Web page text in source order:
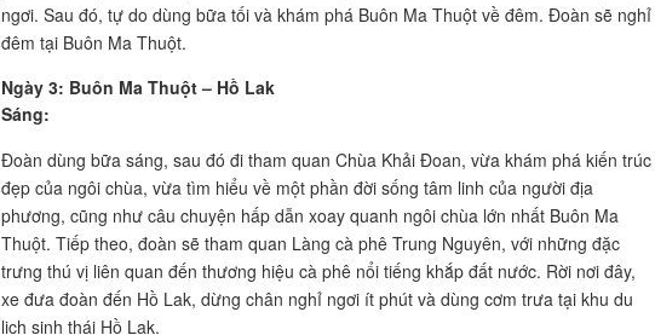
ngơi. Sau đó, tự do dùng bữa tối và khám phá Buôn Ma Thuột về đêm. Đoàn sẽ nghỉ
đêm tại Buôn Ma Thuột.
Ngày 3: Buôn Ma Thuột – Hồ Lak
Sáng:
Đoàn dùng bữa sáng, sau đó đi tham quan Chùa Khải Đoan, vừa khám phá kiến trúc
đẹp của ngôi chùa, vừa tìm hiểu về một phần đời sống tâm linh của người địa
phương, cũng như câu chuyện hấp dẫn xoay quanh ngôi chùa lớn nhất Buôn Ma
Thuột. Tiếp theo, đoàn sẽ tham quan Làng cà phê Trung Nguyên, với những đặc
trưng thú vị liên quan đến thương hiệu cà phê nổi tiếng khắp đất nước. Rời nơi đây,
xe đưa đoàn đến Hồ Lak, dừng chân nghỉ ngơi ít phút và dùng cơm trưa tại khu du
lịch sinh thái Hồ Lak.